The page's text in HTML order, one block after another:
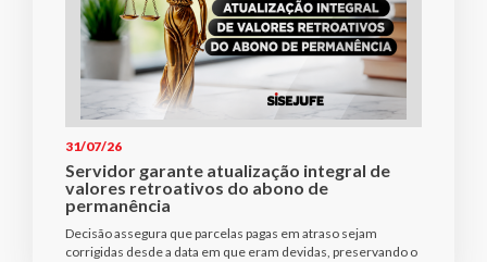
31/07/26
Servidor garante atualização integral de
valores retroativos do abono de
permanência
Decisão assegura que parcelas pagas em atraso sejam
corrigidas desde a data em que eram devidas, preservando o